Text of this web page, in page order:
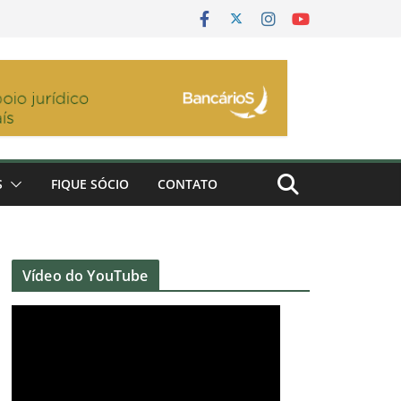
FIQUE SÓCIO CONTATO
Vídeo do YouTube